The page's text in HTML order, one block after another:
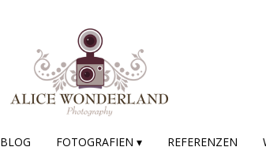
BLOG FOTOGRAFIEN ▾ REFERENZEN